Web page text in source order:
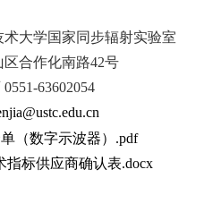
大学国家同步辐射实验室
合作化南路42号
0551-63602054
（数字示波器）.pdf
指标供应商确认表.docx